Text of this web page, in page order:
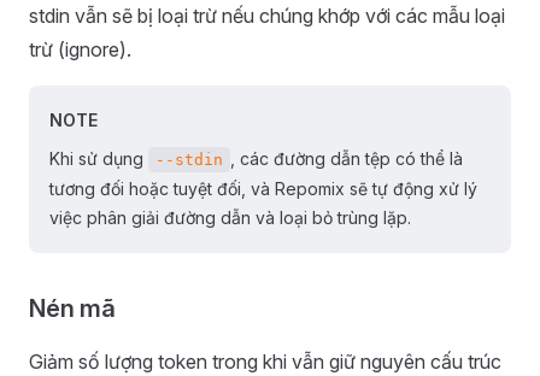
stdin vẫn sẽ bị loại trừ nếu chúng khớp với các mẫu loại
trừ (ignore).
NOTE
Khi sử dụng
--stdin
, các đường dẫn tệp có thể là
tương đối hoặc tuyệt đối, và Repomix sẽ tự động xử lý
việc phân giải đường dẫn và loại bỏ trùng lặp.
Nén mã
Giảm số lượng token trong khi vẫn giữ nguyên cấu trúc